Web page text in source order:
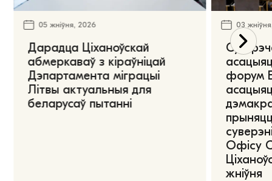
05 жніўня, 2026
Дарадца Ціханоўскай
абмеркаваў з кіраўніцай
Дэпартамента міграцыі
Літвы актуальныя для
беларусаў пытанні
03
форум
Офісу
жніўня